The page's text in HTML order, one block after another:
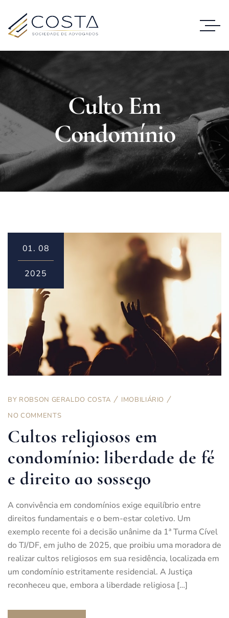
Culto Em
Condomínio
01. 08
2025
BY ROBSON GERALDO COSTA
IMOBILIÁRIO
NO COMMENTS
Cultos religiosos em
condomínio: liberdade de fé
e direito ao sossego
A convivência em condomínios exige equilíbrio entre
direitos fundamentais e o bem-estar coletivo. Um
exemplo recente foi a decisão unânime da 1ª Turma Cível
do TJ/DF, em julho de 2025, que proibiu uma moradora de
realizar cultos religiosos em sua residência, localizada em
um condomínio estritamente residencial. A Justiça
reconheceu que, embora a liberdade religiosa […]